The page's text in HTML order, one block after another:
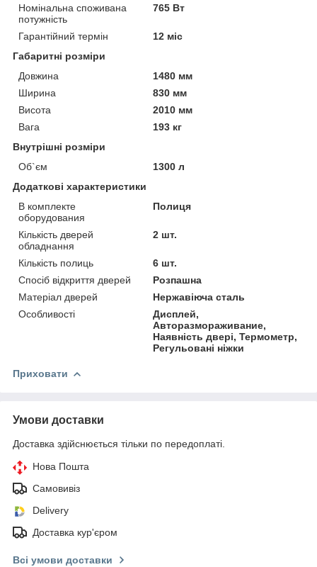
Номінальна споживана
потужність
765 Вт
Гарантійний термін
12 міс
Габаритні розміри
Довжина
1480 мм
Ширина
830 мм
Висота
2010 мм
Вага
193 кг
Внутрішні розміри
Об`єм
1300 л
Додаткові характеристики
В комплекте
оборудования
Полиця
Кількість дверей
обладнання
2 шт.
Кількість полиць
6 шт.
Спосіб відкриття дверей
Розпашна
Матеріал дверей
Нержавіюча сталь
Особливості
Дисплей,
Авторазмораживание,
Наявність двері, Термометр,
Регульовані ніжки
Приховати
Умови доставки
Доставка здійснюється тільки по передоплаті.
Нова Пошта
Самовивіз
Delivery
Доставка кур'єром
Всі умови доставки